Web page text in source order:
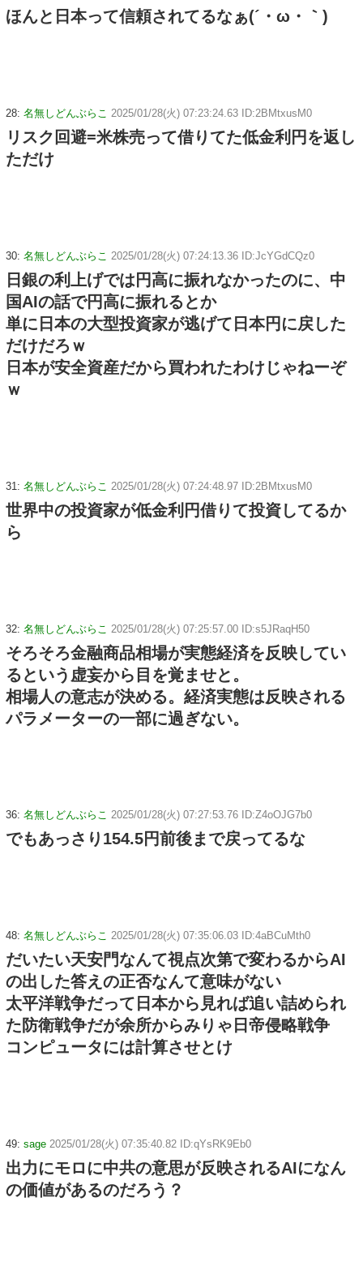
ほんと日本って信頼されてるなぁ(´・ω・｀)
28: 名無しどんぶらこ 2025/01/28(火) 07:23:24.63 ID:2BMtxusM0
リスク回避=米株売って借りてた低金利円を返し
ただけ
30: 名無しどんぶらこ 2025/01/28(火) 07:24:13.36 ID:JcYGdCQz0
日銀の利上げでは円高に振れなかったのに、中
国AIの話で円高に振れるとか
単に日本の大型投資家が逃げて日本円に戻した
だけだろｗ
日本が安全資産だから買われたわけじゃねーぞ
ｗ
31: 名無しどんぶらこ 2025/01/28(火) 07:24:48.97 ID:2BMtxusM0
世界中の投資家が低金利円借りて投資してるか
ら
32: 名無しどんぶらこ 2025/01/28(火) 07:25:57.00 ID:s5JRaqH50
そろそろ金融商品相場が実態経済を反映してい
るという虚妄から目を覚ませと。
相場人の意志が決める。経済実態は反映される
パラメーターの一部に過ぎない。
36: 名無しどんぶらこ 2025/01/28(火) 07:27:53.76 ID:Z4oOJG7b0
でもあっさり154.5円前後まで戻ってるな
48: 名無しどんぶらこ 2025/01/28(火) 07:35:06.03 ID:4aBCuMth0
だいたい天安門なんて視点次第で変わるからAI
の出した答えの正否なんて意味がない
太平洋戦争だって日本から見れば追い詰められ
た防衛戦争だが余所からみりゃ日帝侵略戦争
コンピュータには計算させとけ
49: sage 2025/01/28(火) 07:35:40.82 ID:qYsRK9Eb0
出力にモロに中共の意思が反映されるAIになん
の価値があるのだろう？